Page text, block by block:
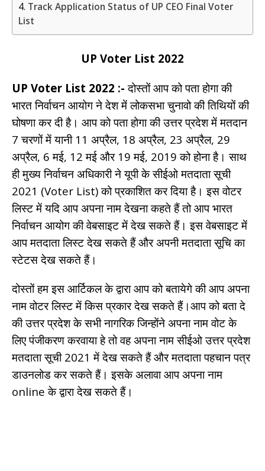
Track Application Status of UP CEO Final Voter
List
UP Voter List 2022
UP Voter List 2022 :- दोस्तों आप को पता होगा की
भारत निर्वाचन आयोग ने देश में लोकसभा चुनावो की तिथियों की
घोषणा कर दी है। आप को पता होगा की उत्तर प्रदेश में मतदान
7 चरणों में यानी 11 अप्रैल, 18 अप्रैल, 23 ​​अप्रैल, 29
अप्रैल, 6 मई, 12 मई और 19 मई, 2019 को होना है। साथ
ही मुख्य निर्वाचन अधिकारी ने यूपी के सीईओ मतदाता सूची
2021 (Voter List) को प्रकाशित कर दिया है। इस वोटर
लिस्ट में यदि आप अपना नाम देखना कहते हैं तो आप भारत
निर्वाचन आयोग की वेबसाइट में देख सकते हैं। इस वेबसाइट में
आप मतदाता लिस्ट देख सकते हैं और अपनी मतदाता सूचि का
स्टेटस देख सकते हैं।
दोस्तों हम इस आर्टिकल के द्वारा आप को बतायेगे की आप अपना
नाम वोटर लिस्ट में किस प्रकार देख सकते हैं।आप को बता दे
की उत्तर प्रदेश के सभी नागरिक जिन्होंने अपना नाम वोट के
लिए पंजीकरण करवाया हे तो वह अपना नाम सीईओ उत्तर प्रदेश
मतदाता सूची 2021 में देख सकते हैं और मतदाता पहचान पत्र
डाउनलोड कर सकते हैं। इसके अलावा आप अपना नाम
online के द्वारा देख सकते हैं।